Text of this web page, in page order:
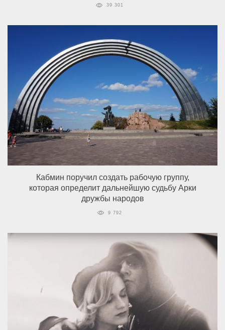
39 301
Кабмин поручил создать рабочую группу,
которая определит дальнейшую судьбу Арки
дружбы народов
9 792